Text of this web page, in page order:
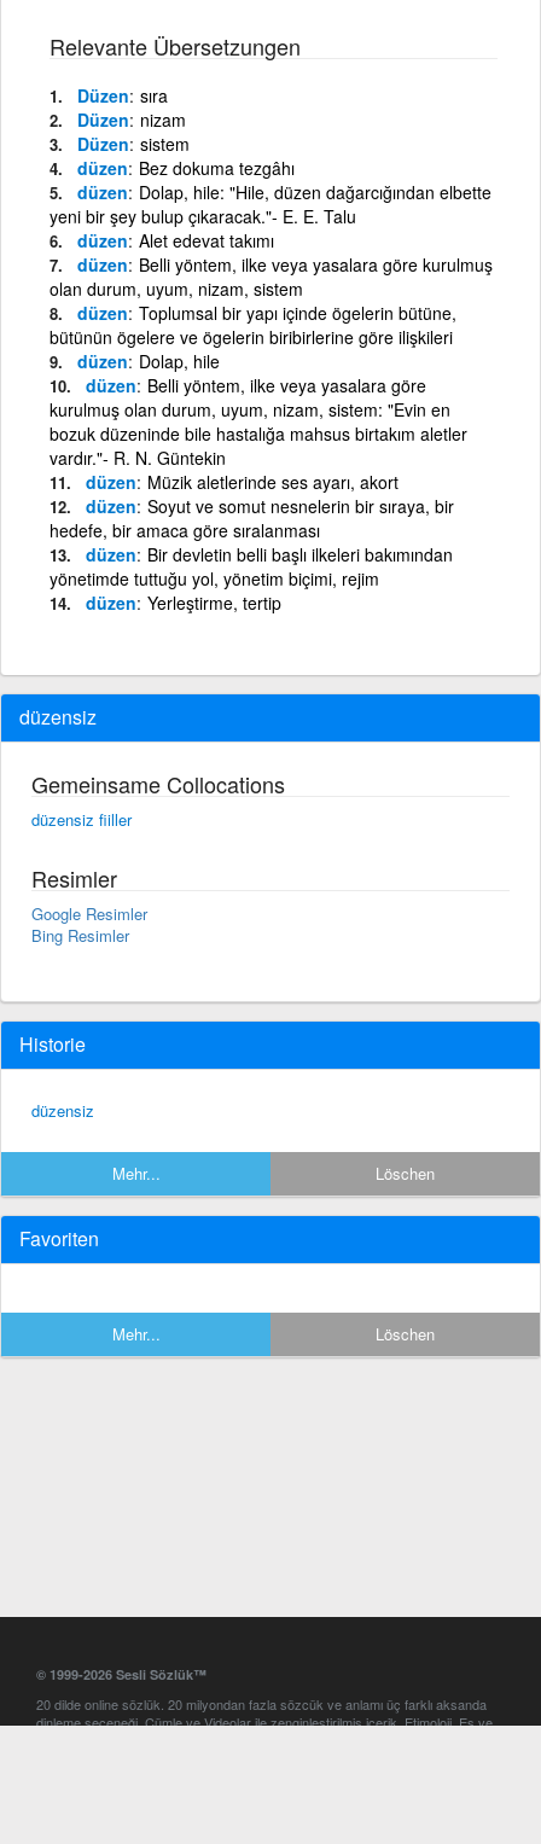
Relevante Übersetzungen
Düzen sıra
Düzen nizam
Düzen sistem
düzen Bez dokuma tezgâhı
düzen Dolap, hile: "Hile, düzen dağarcığından elbette
yeni bir şey bulup çıkaracak."- E. E. Talu
düzen Alet edevat takımı
düzen Belli yöntem, ilke veya yasalara göre kurulmuş
olan durum, uyum, nizam, sistem
düzen Toplumsal bir yapı içinde ögelerin bütüne,
bütünün ögelere ve ögelerin biribirlerine göre ilişkileri
düzen Dolap, hile
düzen Belli yöntem, ilke veya yasalara göre
kurulmuş olan durum, uyum, nizam, sistem: "Evin en
bozuk düzeninde bile hastalığa mahsus birtakım aletler
vardır."- R. N. Güntekin
düzen Müzik aletlerinde ses ayarı, akort
düzen Soyut ve somut nesnelerin bir sıraya, bir
hedefe, bir amaca göre sıralanması
düzen Bir devletin belli başlı ilkeleri bakımından
yönetimde tuttuğu yol, yönetim biçimi, rejim
düzen Yerleştirme, tertip
düzensiz
Gemeinsame Collocations
düzensiz fiiller
Resimler
Google Resimler
Bing Resimler
Historie
düzensiz
Mehr... Löschen
Favoriten
Mehr... Löschen
© 1999-2026 Sesli Sözlük™
20 dilde online sözlük. 20 milyondan fazla sözcük ve anlamı üç farklı aksanda
dinleme seçeneği. Cümle ve Videolar ile zenginleştirilmiş içerik. Etimoloji, Eş ve